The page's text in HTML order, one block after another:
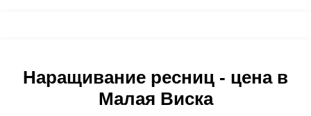
Наращивание ресниц - цена в
Малая Виска